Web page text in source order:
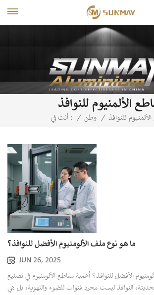
الألمنيوم للنوافذ
أنت في : / وطن / للنوافذ
ما هو نوع ملف الألومنيوم الأفضل للنوافذ؟
JUN 26, 2025
الأفضل للنوافذ؟ أهمية مقاطع الألومنيوم في تصنيع
الحديثة، النوافذ ليست مجرد قنوات للضوء والتهوية، بل هي